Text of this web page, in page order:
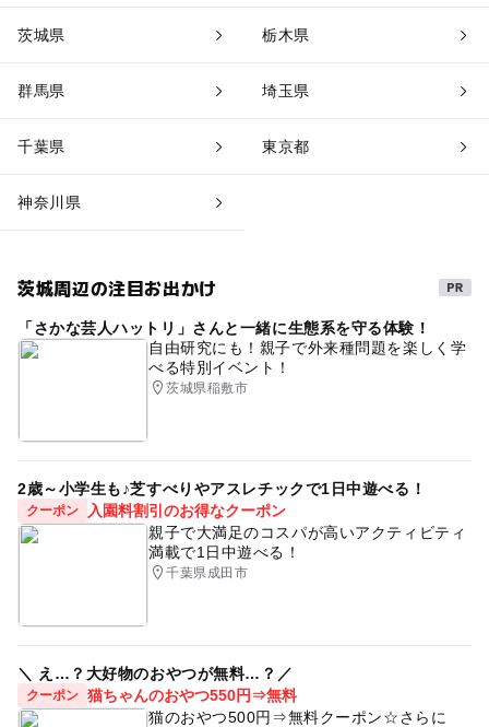
茨城県 栃木県
群馬県 埼玉県
千葉県 東京都
神奈川県
茨城周辺の注目お出かけ
「さかな芸人ハットリ」さんと一緒に生態系を守る体験！
自由研究にも！親子で外来種問題を楽しく学
べる特別イベント！
茨城県稲敷市
2歳～小学生も♪芝すべりやアスレチックで1日中遊べる！
クーポン
入園料割引のお得なクーポン
親子で大満足のコスパが高いアクティビティ
満載で1日中遊べる！
千葉県成田市
＼ え…？大好物のおやつが無料…？／
クーポン 猫ちゃんのおやつ550円⇒無料
猫のおやつ500円⇒無料クーポン☆さらに